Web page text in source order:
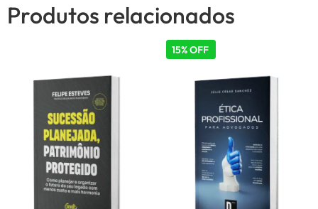
Produtos relacionados
15% OFF